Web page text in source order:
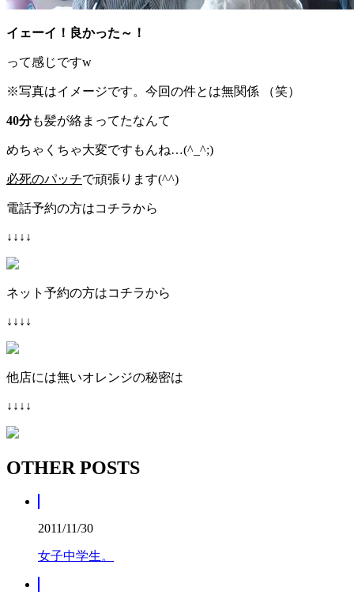
イェーイ！良かった～！
って感じですw
※写真はイメージです。今回の件とは無関係 （笑）
40分も髪が絡まってたなんて
めちゃくちゃ大変ですもんね…(^_^;)
必死のパッチで頑張ります(^^)
電話予約の方はコチラから
↓↓↓↓
ネット予約の方はコチラから
↓↓↓↓
他店には無いオレンジの秘密は
↓↓↓↓
OTHER POSTS
2011/11/30
女子中学生。